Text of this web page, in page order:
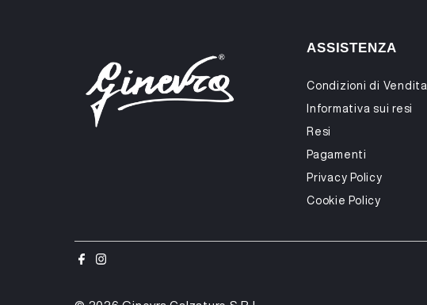
ASSISTENZA
Condizioni di Vendita
Informativa sui resi
Resi
Pagamenti
Privacy Policy
Cookie Policy